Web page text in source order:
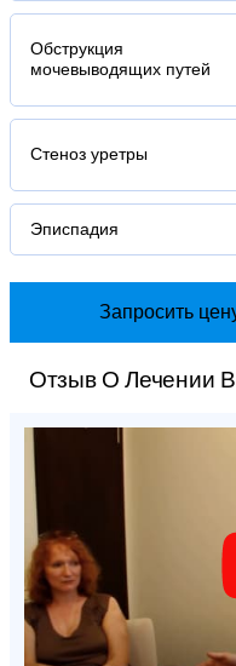
Обструкция
мочевыводящих путей
Стеноз уретры
Эписпадия
Запросить
Отзыв О Лечении